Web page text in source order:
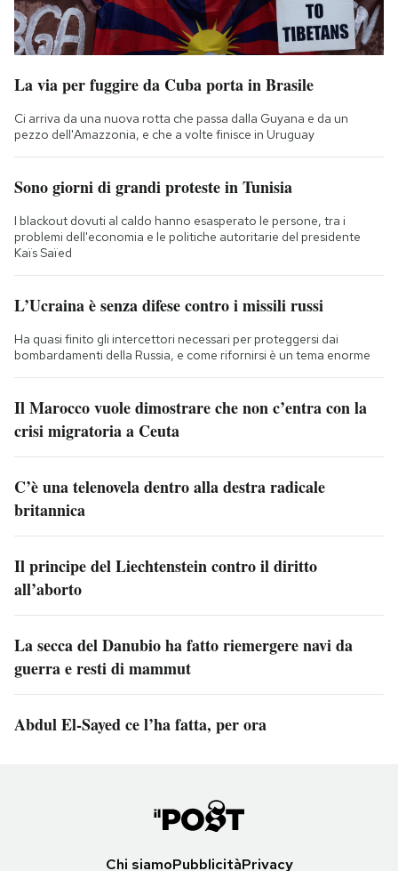
La via per fuggire da Cuba porta in Brasile
Ci arriva da una nuova rotta che passa dalla Guyana e da un
pezzo dell'Amazzonia, e che a volte finisce in Uruguay
Sono giorni di grandi proteste in Tunisia
I blackout dovuti al caldo hanno esasperato le persone, tra i
problemi dell'economia e le politiche autoritarie del presidente
Kaïs Saïed
L’Ucraina è senza difese contro i missili russi
Ha quasi finito gli intercettori necessari per proteggersi dai
bombardamenti della Russia, e come rifornirsi è un tema enorme
Il Marocco vuole dimostrare che non c’entra con la
crisi migratoria a Ceuta
C’è una telenovela dentro alla destra radicale
britannica
Il principe del Liechtenstein contro il diritto
all’aborto
La secca del Danubio ha fatto riemergere navi da
guerra e resti di mammut
Abdul El-Sayed ce l’ha fatta, per ora
Chi siamoPubblicitàPrivacy